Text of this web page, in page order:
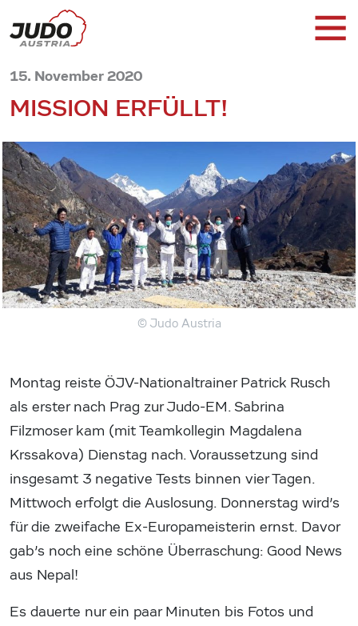
15. November 2020
MISSION ERFÜLLT!
© Judo Austria
Montag reiste ÖJV-Nationaltrainer Patrick Rusch
als erster nach Prag zur Judo-EM. Sabrina
Filzmoser kam (mit Teamkollegin Magdalena
Krssakova) Dienstag nach. Voraussetzung sind
insgesamt 3 negative Tests binnen vier Tagen.
Mittwoch erfolgt die Auslosung. Donnerstag wird’s
für die zweifache Ex-Europameisterin ernst. Davor
gab’s noch eine schöne Überraschung: Good News
aus Nepal!
Es dauerte nur ein paar Minuten bis Fotos und